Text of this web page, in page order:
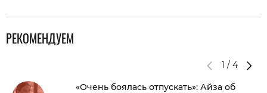
РЕКОМЕНДУЕМ
1 / 4
«Очень боялась отпускать»: Айза об